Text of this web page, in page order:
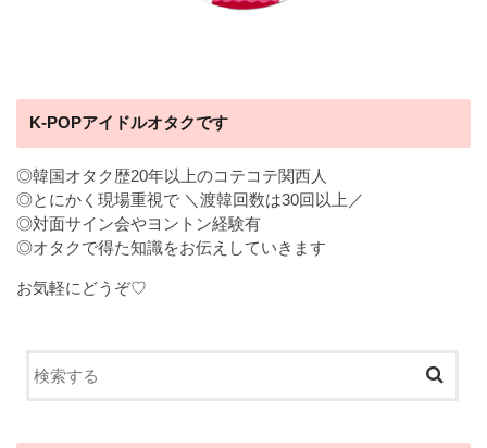
K-POPアイドルオタクです
◎韓国オタク歴20年以上のコテコテ関西人
◎とにかく現場重視で ＼渡韓回数は30回以上／
◎対面サイン会やヨントン経験有
◎オタクで得た知識をお伝えしていきます
お気軽にどうぞ♡